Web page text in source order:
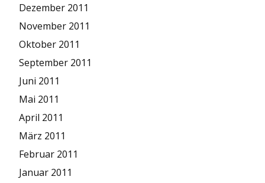
Dezember 2011
November 2011
Oktober 2011
September 2011
Juni 2011
Mai 2011
April 2011
März 2011
Februar 2011
Januar 2011